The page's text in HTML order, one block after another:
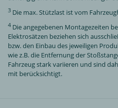
3 Die max. Stützlast ist vom
4 Die angegebenen Montagezeiten
Elektrosätzen beziehen sich
bzw. den Einbau des jeweiligen
wie z.B. die Entfernung der
Fahrzeug stark variieren und sind
mit berücksichtigt.